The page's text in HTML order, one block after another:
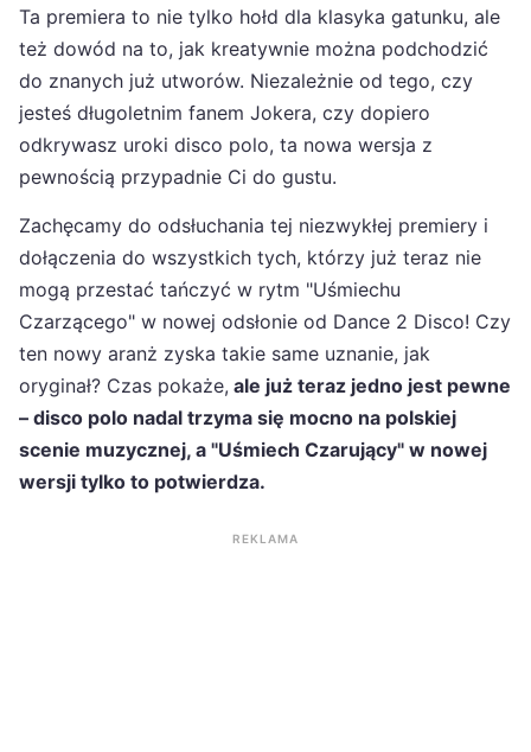
Ta premiera to nie tylko hołd dla klasyka gatunku, ale
też dowód na to, jak kreatywnie można podchodzić
do znanych już utworów. Niezależnie od tego, czy
jesteś długoletnim fanem Jokera, czy dopiero
odkrywasz uroki disco polo, ta nowa wersja z
pewnością przypadnie Ci do gustu.
Zachęcamy do odsłuchania tej niezwykłej premiery i
dołączenia do wszystkich tych, którzy już teraz nie
mogą przestać tańczyć w rytm "Uśmiechu
Czarzącego" w nowej odsłonie od Dance 2 Disco! Czy
ten nowy aranż zyska takie same uznanie, jak
oryginał? Czas pokaże, ale już teraz jedno jest pewne
– disco polo nadal trzyma się mocno na polskiej
scenie muzycznej, a "Uśmiech Czarujący" w nowej
wersji tylko to potwierdza.
REKLAMA